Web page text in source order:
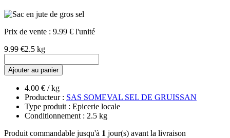
Prix de vente : 9.99 € l'unité
9.99 €2.5 kg
Ajouter au panier
4.00 € / kg
Producteur : SAS SOMEVAL SEL DE GRUISSAN
Type produit : Epicerie locale
Conditionnement : 2.5 kg
Produit commandable jusqu'à 1 jour(s) avant la livraison